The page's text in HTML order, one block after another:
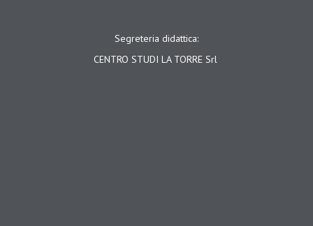
Segreteria didattica:
CENTRO STUDI LA TORRE Srl